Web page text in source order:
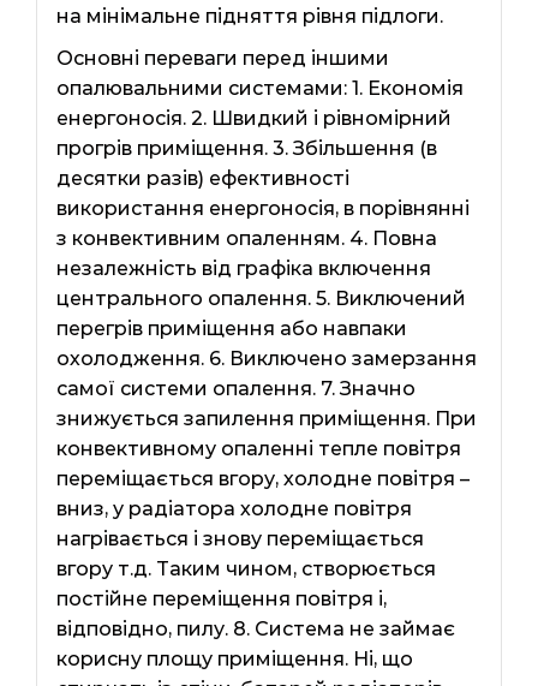
на мінімальне підняття рівня підлоги.
Основні переваги перед іншими
опалювальними системами: 1. Економія
енергоносія. 2. Швидкий і рівномірний
прогрів приміщення. 3. Збільшення (в
десятки разів) ефективності
використання енергоносія, в порівнянні
з конвективним опаленням. 4. Повна
незалежність від графіка включення
центрального опалення. 5. Виключений
перегрів приміщення або навпаки
охолодження. 6. Виключено замерзання
самої системи опалення. 7. Значно
знижується запилення приміщення. При
конвективному опаленні тепле повітря
переміщається вгору, холодне повітря –
вниз, у радіатора холодне повітря
нагрівається і знову переміщається
вгору т.д. Таким чином, створюється
постійне переміщення повітря і,
відповідно, пилу. 8. Система не займає
корисну площу приміщення. Ні, що